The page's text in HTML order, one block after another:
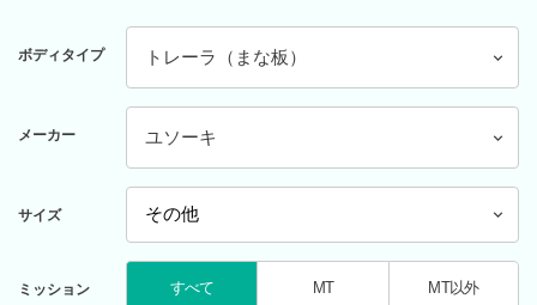
ボディタイプ トレーラ（まな板）
メーカー ユソーキ
サイズ
ミッション すべて MT MT以外